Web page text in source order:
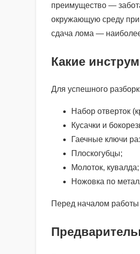
преимущество —
окружающую среду при
сдача лома — наиболее
Какие
Для успешного
Набор отверток
Кусачки и
Гаечные ключи
Плоскогубцы;
Молоток, кувалда;
Ножовка по
Перед началом работы